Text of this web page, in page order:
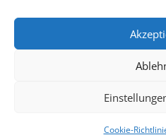
Cookie-
© 2018 - 2026 | Salzburger